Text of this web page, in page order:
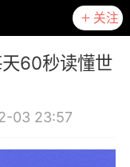
关注
60秒读懂世
03 23:57